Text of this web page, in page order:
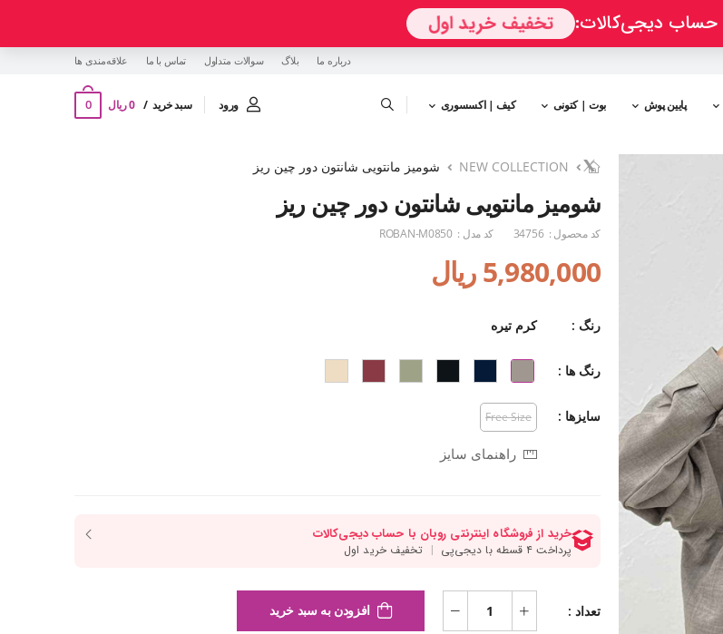
درباره ما بلاگ سوالات متداول تماس با ما ‌علاقه‌مندی ها
پایین پوش بوت | کتونی کیف | اکسسوری ورود سبد خرید 0 ریال 0
NEW COLLECTION شومیز مانتویی شانتون دور چین ریز
شومیز مانتویی شانتون دور چین ریز
کد محصول : 34756 کد مدل : ROBAN-M0850
5,980,000 ریال
رنگ : کرم تیره
رنگ ها :
سایزها : Free Size
راهنمای سایز
تعداد : افزودن به سبد خرید